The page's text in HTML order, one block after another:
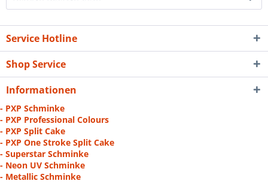
Service Hotline
Shop Service
Informationen
- PXP Schminke
- PXP Professional Colours
- PXP Split Cake
- PXP One Stroke Split Cake
- Superstar Schminke
- Neon UV Schminke
- Metallic Schminke